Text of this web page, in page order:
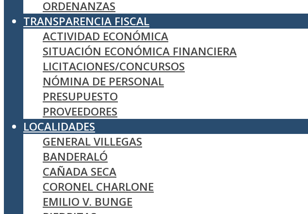
ORDENANZAS
TRANSPARENCIA FISCAL
ACTIVIDAD ECONÓMICA
SITUACIÓN ECONÓMICA FINANCIERA
LICITACIONES/CONCURSOS
NÓMINA DE PERSONAL
PRESUPUESTO
PROVEEDORES
LOCALIDADES
GENERAL VILLEGAS
BANDERALÓ
CAÑADA SECA
CORONEL CHARLONE
EMILIO V. BUNGE